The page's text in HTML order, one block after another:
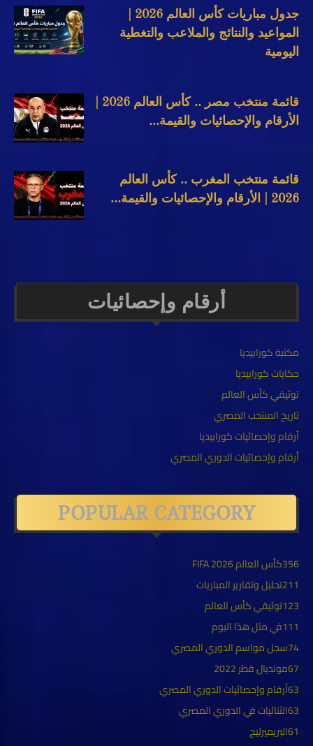
المواعيد والنتائج والملاعب والتغطية
اليومية
الأرقام والإحصائيات والقيمة...
قائمة منتخب المغرب .. كأس العالم
2026 | الأرقام والإحصائيات والقيمة...
أرقام وإحصائيات
مكتبة كورابيديا
حكايات كورابيديا
توثيقي كأس العالم
تاريخ المنتخب المصري
أرقام وإحصائيات كورابيديا
أرقام وإحصائيات الدوري المصري
POPULAR CATEGORY
كأس العالم FIFA 2026356
تحليل وتقارير المباريات211
توثيقي كأس العالم123
في مثل هذا اليوم111
سجل مواسم الدوري المصري74
مونديال قطر 202267
أرقام وإحصائيات الدوري المصري63
الثنائيات في الدوري المصري63
البريميرليج61